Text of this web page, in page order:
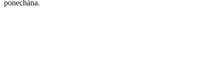
ponechána.